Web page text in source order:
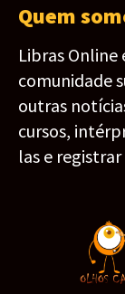
Quem
Libras
comunidade
outras
cursos,
las e registrar